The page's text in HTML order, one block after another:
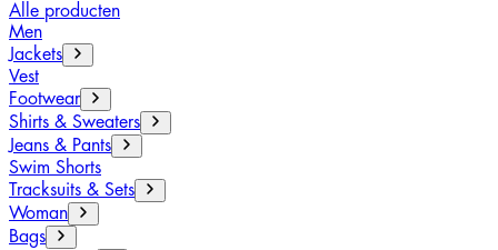
Alle producten
Men
Jackets
Vest
Footwear
Shirts & Sweaters
Jeans & Pants
Swim Shorts
Tracksuits & Sets
Woman
Bags